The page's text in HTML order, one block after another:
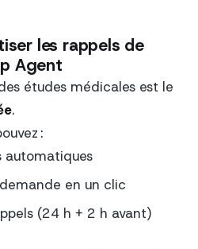
les rappels de
Agent
études médicales est le
.
:
automatiques
en un clic
(24 h + 2 h avant)